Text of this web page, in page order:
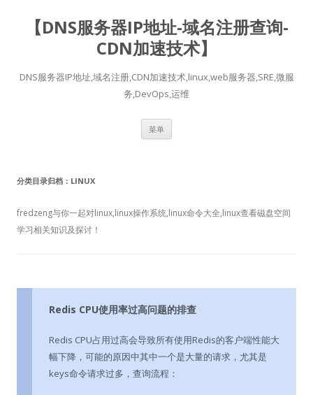
【DNS服务器IP地址-域名注册查询-
CDN加速技术】
DNS服务器IP地址,域名注册,CDN加速技术,linux,web服务器,SRE,微服
务,DevOps,运维
菜单
分类目录归档： LINUX
fredzeng与你一起对linux,linux操作系统,linux命令大全,linux查看磁盘空间
学习相关知识及探讨！
Redis CPU使用率过高问题的排查
Redis CPU占用过高会导致所有使用Redis的客户端性能大
幅下降，可能的原因中其中一个是大量的请求，尤其是
keys命令请求过多，查询流程：